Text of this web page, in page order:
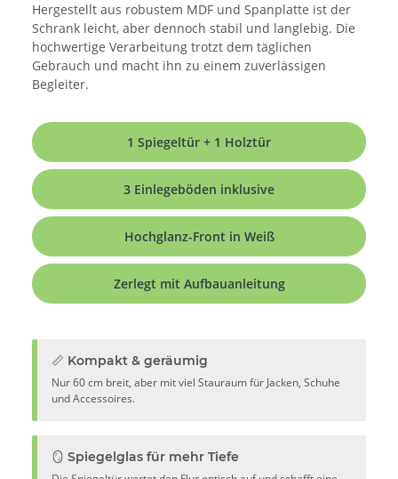
Hergestellt aus robustem MDF und Spanplatte ist der
Schrank leicht, aber dennoch stabil und langlebig. Die
hochwertige Verarbeitung trotzt dem täglichen
Gebrauch und macht ihn zu einem zuverlässigen
Begleiter.
1 Spiegeltür + 1 Holztür
3 Einlegeböden inklusive
Hochglanz-Front in Weiß
Zerlegt mit Aufbauanleitung
📏 Kompakt & geräumig
Nur 60 cm breit, aber mit viel Stauraum für Jacken, Schuhe
und Accessoires.
🪞 Spiegelglas für mehr Tiefe